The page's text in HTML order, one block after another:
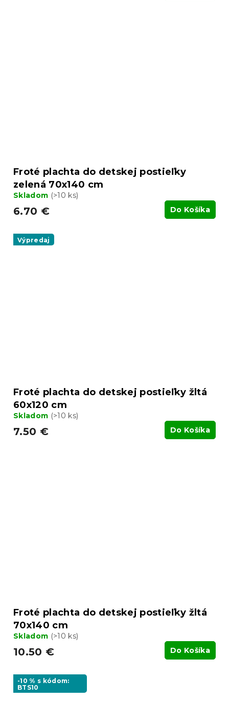
Froté plachta do detskej postieľky
zelená 70x140 cm
Skladom (>10 ks)
6.70 € Do Košíka
Výpredaj
Froté plachta do detskej postieľky žltá
60x120 cm
Skladom (>10 ks)
7.50 € Do Košíka
Froté plachta do detskej postieľky žltá
70x140 cm
Skladom (>10 ks)
10.50 € Do Košíka
-10 % s kódom:
BTS10